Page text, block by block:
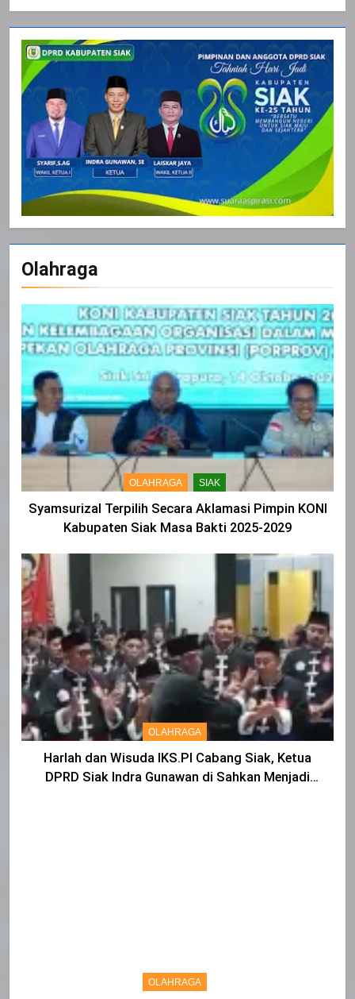
Olahraga
OLAHRAGA SIAK
Syamsurizal Terpilih Secara Aklamasi Pimpin KONI
Kabupaten Siak Masa Bakti 2025-2029
OLAHRAGA
Harlah dan Wisuda IKS.PI Cabang Siak, Ketua
DPRD Siak Indra Gunawan di Sahkan Menjadi
OLAHRAGA